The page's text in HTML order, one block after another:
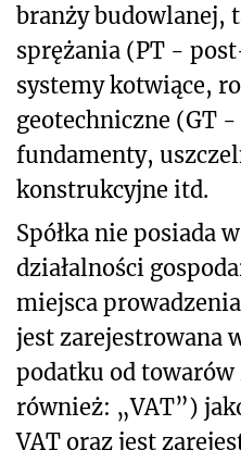
branży budowlanej,
sprężania (PT -
systemy kotwiące,
geotechniczne (GT
fundamenty,
konstrukcyjne itd.
Spółka nie posiada
działalności
miejsca
jest zarejestrowana
podatku od towarów
również: „VAT”)
VAT oraz jest